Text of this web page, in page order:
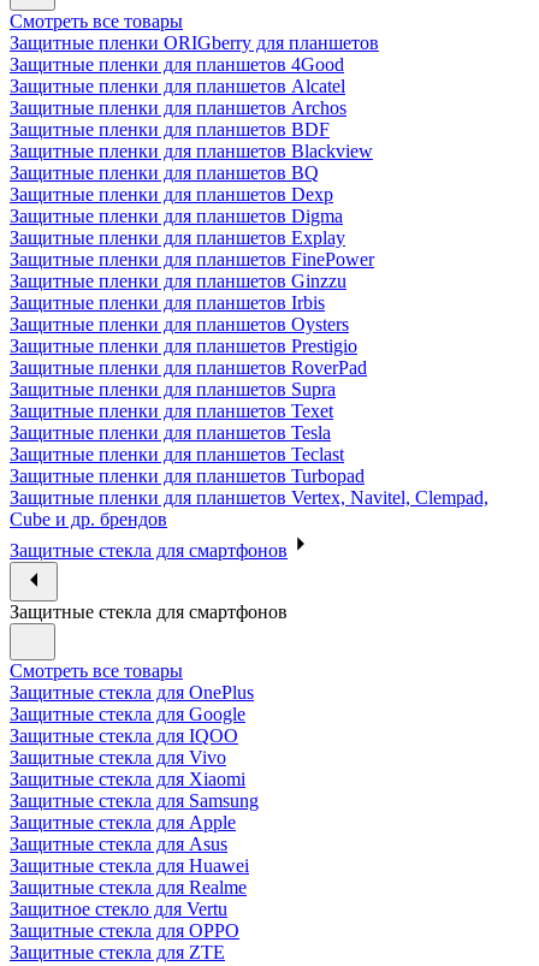
Смотреть все товары
Защитные пленки ORIGberry для планшетов
Защитные пленки для планшетов 4Good
Защитные пленки для планшетов Alcatel
Защитные пленки для планшетов Archos
Защитные пленки для планшетов BDF
Защитные пленки для планшетов Blackview
Защитные пленки для планшетов BQ
Защитные пленки для планшетов Dexp
Защитные пленки для планшетов Digma
Защитные пленки для планшетов Explay
Защитные пленки для планшетов FinePower
Защитные пленки для планшетов Ginzzu
Защитные пленки для планшетов Irbis
Защитные пленки для планшетов Oysters
Защитные пленки для планшетов Prestigio
Защитные пленки для планшетов RoverPad
Защитные пленки для планшетов Supra
Защитные пленки для планшетов Texet
Защитные пленки для планшетов Tesla
Защитные пленки для планшетов Teclast
Защитные пленки для планшетов Turbopad
Защитные пленки для планшетов Vertex, Navitel, Clempad,
Cube и др. брендов
Защитные стекла для смартфонов
Защитные стекла для смартфонов
Смотреть все товары
Защитные стекла для OnePlus
Защитные стекла для Google
Защитные стекла для IQOO
Защитные стекла для Vivo
Защитные стекла для Xiaomi
Защитные стекла для Samsung
Защитные стекла для Apple
Защитные стекла для Asus
Защитные стекла для Huawei
Защитные стекла для Realme
Защитное стекло для Vertu
Защитные стекла для OPPO
Защитные стекла для ZTE